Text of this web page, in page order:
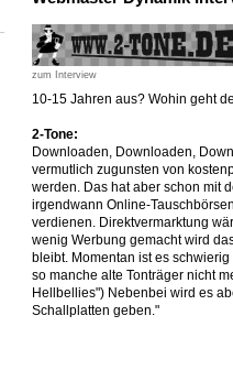
zum Interview
10-15 Jahren aus? Wohin geht
2-Tone:
Downloaden, Downloaden,
vermutlich zugunsten von
werden. Das hat aber schon mit
irgendwann Online-
verdienen. Direktvermarktung
wenig Werbung gemacht wird
bleibt. Momentan ist es
so manche alte Tonträger nicht
Hellbellies") Nebenbei wird es
Schallplatten geben."